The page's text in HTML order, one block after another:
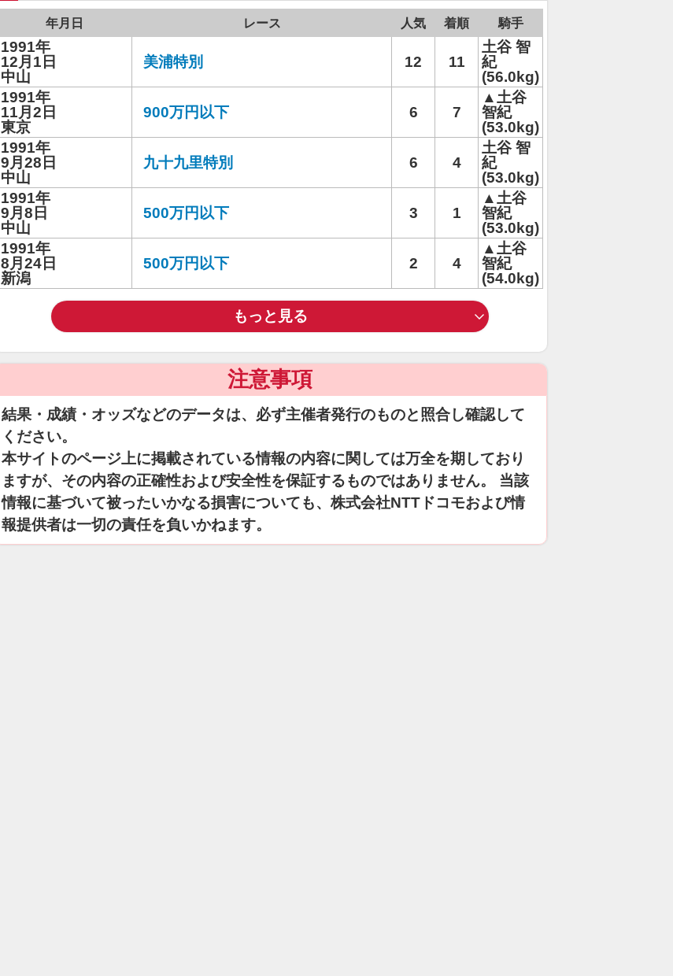
年月日 レース 人気 着順 騎手
1991年
12月1日
中山
美浦特別 12 11
土谷 智
紀
(56.0kg)
1991年
11月2日
東京
900万円以下 6 7
▲土谷
智紀
(53.0kg)
1991年
9月28日
中山
九十九里特別 6 4
土谷 智
紀
(53.0kg)
1991年
9月8日
中山
500万円以下 3 1
▲土谷
智紀
(53.0kg)
1991年
8月24日
新潟
500万円以下 2 4
▲土谷
智紀
(54.0kg)
もっと見る
注意事項
結果・成績・オッズなどのデータは、必ず主催者発行のものと照合し確認して
ください。
本サイトのページ上に掲載されている情報の内容に関しては万全を期しており
ますが、その内容の正確性および安全性を保証するものではありません。 当該
情報に基づいて被ったいかなる損害についても、株式会社NTTドコモおよび情
報提供者は一切の責任を負いかねます。